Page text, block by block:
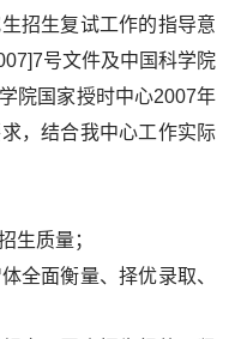
招生复试工作的指导意
号文件及中国科学院
院国家授时中心2007年
，结合我中心工作实际
生质量；
全面衡量、择优录取、